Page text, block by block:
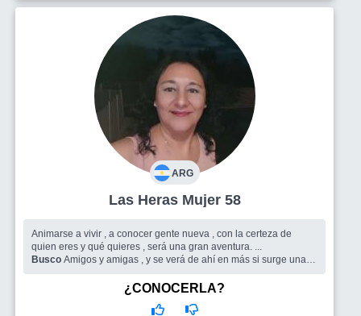
ARG
Las Heras Mujer 58
Animarse a vivir , a conocer gente nueva , con la certeza de
quien eres y qué quieres , será una gran aventura. ...
Busco Amigos y amigas , y se verá de ahí en más si surge una
¿CONOCERLA?